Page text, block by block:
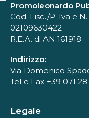
Promoleonardo
Cod. Fisc./P. Iva e
02109630422
R.E.A. di AN 161918
Indirizzo:
Via Domenico
Tel e Fax +39 071
Legale